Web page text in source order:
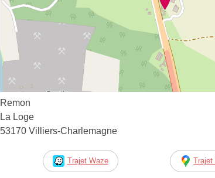
Remon
La Loge
53170 Villiers-Charlemagne
Trajet Waze Trajet